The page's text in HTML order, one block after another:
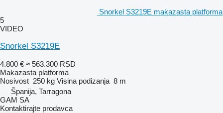
Snorkel S3219E makazasta platforma
5
VIDEO
Snorkel S3219E
4.800 € ≈ 563.300 RSD
Makazasta platforma
Nosivost 250 kg Visina podizanja 8 m
Španija, Tarragona
GAM SA
Kontaktirajte prodavca